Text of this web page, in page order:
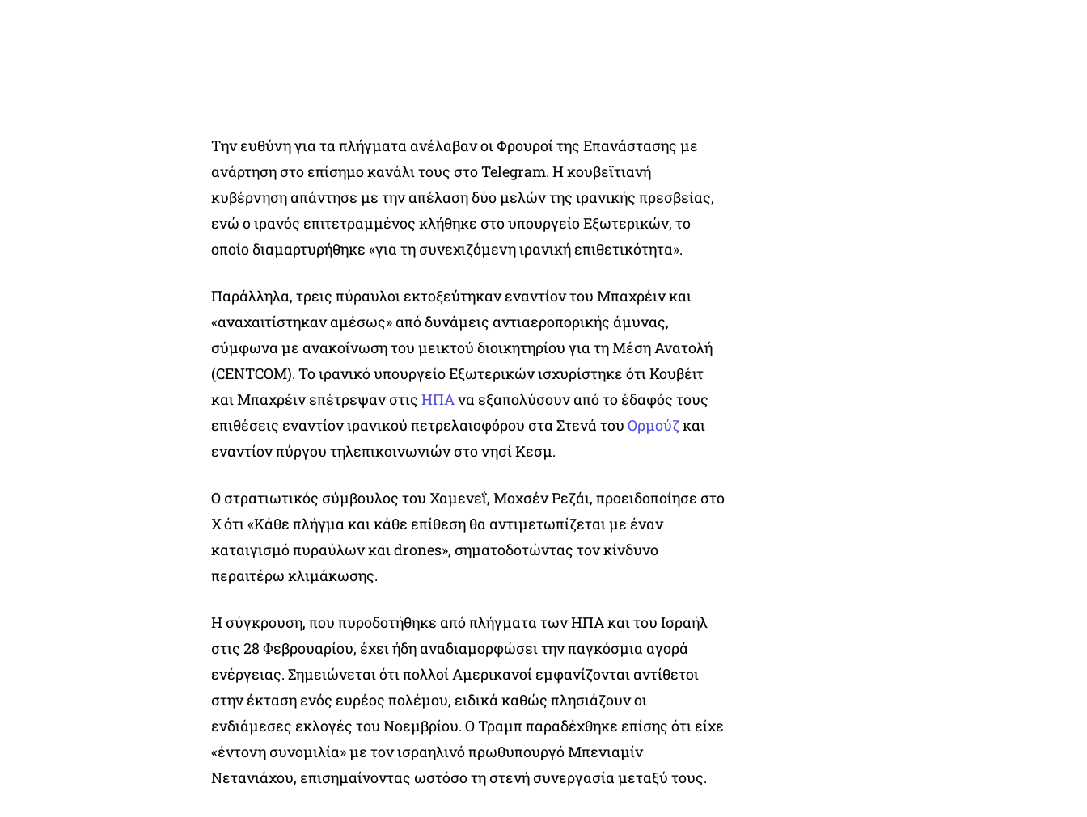
Την ευθύνη για τα πλήγματα ανέλαβαν οι Φρουροί της Επανάστασης με
ανάρτηση στο επίσημο κανάλι τους στο Telegram. Η κουβεϊτιανή
κυβέρνηση απάντησε με την απέλαση δύο μελών της ιρανικής πρεσβείας,
ενώ ο ιρανός επιτετραμμένος κλήθηκε στο υπουργείο Εξωτερικών, το
οποίο διαμαρτυρήθηκε «για τη συνεχιζόμενη ιρανική επιθετικότητα».
Παράλληλα, τρεις πύραυλοι εκτοξεύτηκαν εναντίον του Μπαχρέιν και
«αναχαιτίστηκαν αμέσως» από δυνάμεις αντιαεροπορικής άμυνας,
σύμφωνα με ανακοίνωση του μεικτού διοικητηρίου για τη Μέση Ανατολή
(CENTCOM). Το ιρανικό υπουργείο Εξωτερικών ισχυρίστηκε ότι Κουβέιτ
και Μπαχρέιν επέτρεψαν στις ΗΠΑνα εξαπολύσουν από το έδαφός τους
επιθέσεις εναντίον ιρανικού πετρελαιοφόρου στα Στενά του Ορμούζκαι
εναντίον πύργου τηλεπικοινωνιών στο νησί Κεσμ.
Ο στρατιωτικός σύμβουλος του Χαμενεΐ, Μοχσέν Ρεζάι, προειδοποίησε στο
Χ ότι «Κάθε πλήγμα και κάθε επίθεση θα αντιμετωπίζεται με έναν
καταιγισμό πυραύλων και drones», σηματοδοτώντας τον κίνδυνο
περαιτέρω κλιμάκωσης.
Η σύγκρουση, που πυροδοτήθηκε από πλήγματα των ΗΠΑ και του Ισραήλ
στις 28 Φεβρουαρίου, έχει ήδη αναδιαμορφώσει την παγκόσμια αγορά
ενέργειας. Σημειώνεται ότι πολλοί Αμερικανοί εμφανίζονται αντίθετοι
στην έκταση ενός ευρέος πολέμου, ειδικά καθώς πλησιάζουν οι
ενδιάμεσες εκλογές του Νοεμβρίου. Ο Τραμπ παραδέχθηκε επίσης ότι είχε
«έντονη συνομιλία» με τον ισραηλινό πρωθυπουργό Μπενιαμίν
Νετανιάχου, επισημαίνοντας ωστόσο τη στενή συνεργασία μεταξύ τους.